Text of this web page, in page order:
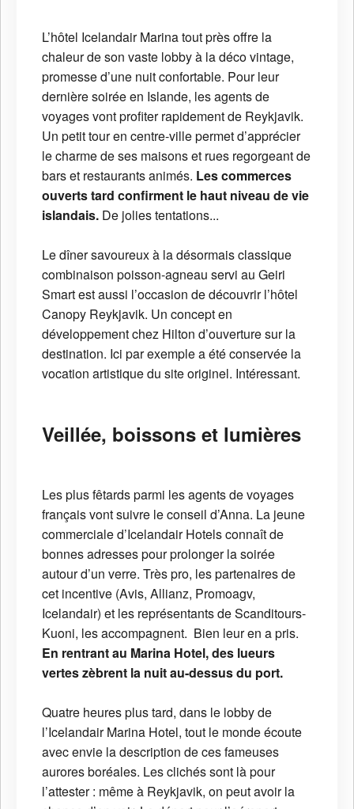
L’hôtel Icelandair Marina tout près offre la
chaleur de son vaste lobby à la déco vintage,
promesse d’une nuit confortable. Pour leur
dernière soirée en Islande, les agents de
voyages vont profiter rapidement de Reykjavik.
Un petit tour en centre-ville permet d’apprécier
le charme de ses maisons et rues regorgeant de
bars et restaurants animés. Les commerces
ouverts tard confirment le haut niveau de vie
islandais. De jolies tentations...
Le dîner savoureux à la désormais classique
combinaison poisson-agneau servi au Geiri
Smart est aussi l’occasion de découvrir l’hôtel
Canopy Reykjavik. Un concept en
développement chez Hilton d’ouverture sur la
destination. Ici par exemple a été conservée la
vocation artistique du site originel. Intéressant.
Veillée, boissons et lumières
Les plus fêtards parmi les agents de voyages
français vont suivre le conseil d’Anna. La jeune
commerciale d’Icelandair Hotels connaît de
bonnes adresses pour prolonger la soirée
autour d’un verre. Très pro, les partenaires de
cet incentive (Avis, Allianz, Promoagv,
Icelandair) et les représentants de Scanditours-
Kuoni, les accompagnent. Bien leur en a pris.
En rentrant au Marina Hotel, des lueurs
vertes zèbrent la nuit au-dessus du port.
Quatre heures plus tard, dans le lobby de
l’Icelandair Marina Hotel, tout le monde écoute
avec envie la description de ces fameuses
aurores boréales. Les clichés sont là pour
l’attester : même à Reykjavik, on peut avoir la